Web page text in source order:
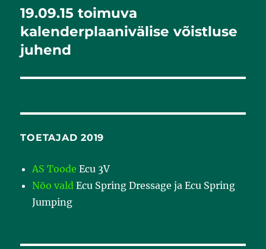
Järgmine
postitus:
19.09.15 toimuva
kalenderplaanivälise võistluse
juhend
TOETAJAD 2019
AS Toode Ecu 3V
Nõo vald Ecu Spring Dressage ja Ecu Spring
Jumping